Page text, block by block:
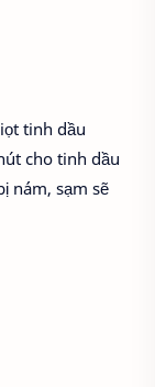
tinh dầu
cho tinh dầu
nám, sạm sẽ